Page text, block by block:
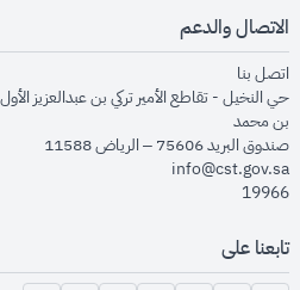
الاتصال والدعم
اتصل بنا
حي النخيل - تقاطع الأمير تركي بن عبدالعزيز
بن محمد
صندوق البريد 75606 – الرياض 11588
info@cst.gov.sa
19966
تابعنا على